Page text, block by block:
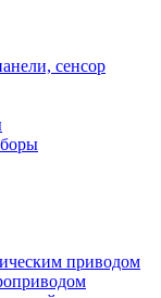
сенсор
приводом